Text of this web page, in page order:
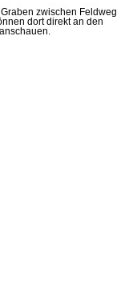
zwischen Feldweg
dort direkt an den